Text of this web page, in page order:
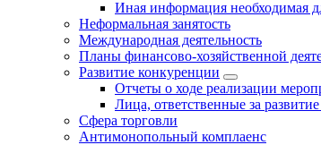
Иная информация необходимая
Неформальная занятость
Международная деятельность
Планы финансово-хозяйственной
Развитие конкуренции
Отчеты о ходе реализации
Лица, ответственные за
Сфера торговли
Антимонопольный комплаенс